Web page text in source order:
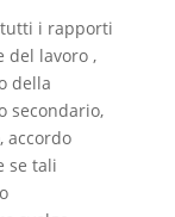
i rapporti
del lavoro ,
della
secondario,
accordo
se tali